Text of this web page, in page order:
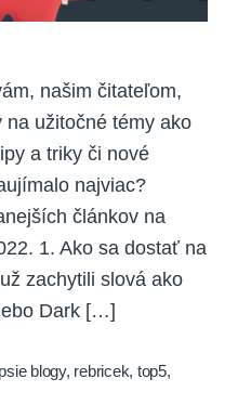
našim čitateľom,
na užitočné témy ako
a triky či nové
najviac?
článkov na
1. Ako sa dostať na
zachytili slová ako
Dark […]
blogy, rebricek, top5,